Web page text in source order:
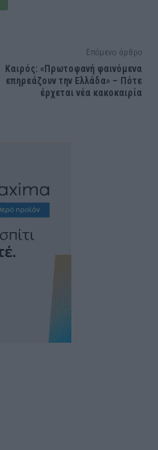
Επόμενο άρθρο
Καιρός: «Πρωτοφανή φαινόμενα
επηρεάζουν την Ελλάδα» – Πότε
έρχεται νέα κακοκαιρία